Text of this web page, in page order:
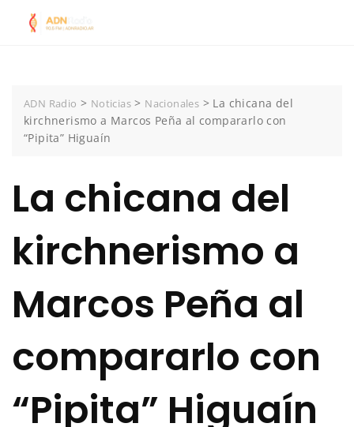
ADN Radio > Noticias > Nacionales > La chicana del
kirchnerismo a Marcos Peña al compararlo con
“Pipita” Higuaín
La chicana del
kirchnerismo a
Marcos Peña al
compararlo con
“Pipita” Higuaín